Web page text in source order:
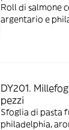
Roll di salmone
argentario e
DY201.
pezzi
Sfoglia di pasta
philadelphia,